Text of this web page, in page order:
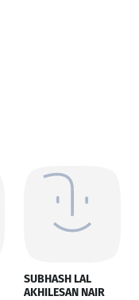
SUBHASH LAL
AKHILESAN NAIR